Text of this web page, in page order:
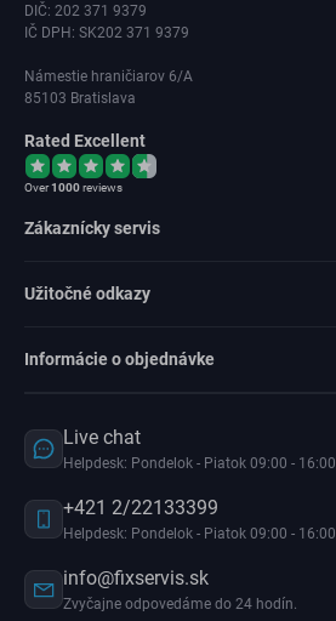
DIČ: 202 371 9379
IČ DPH: SK202 371 9379
Námestie hraničiarov 6/A
85103 Bratislava
Rated Excellent
Over1000reviews
Zákaznícky servis
Užitočné odkazy
Informácie o objednávke
Live chat
Helpdesk: Pondelok - Piatok 09:00 - 16:00
+421 2/22133399
Helpdesk: Pondelok - Piatok 09:00 - 16:00
info@fixservis.sk
Zvyčajne odpovedáme do 24 hodín.